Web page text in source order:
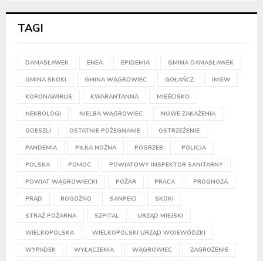
TAGI
DAMASŁAWEK ENEA EPIDEMIA GMINA DAMASŁAWEK
GMINA SKOKI GMINA WĄGROWIEC GOŁAŃCZ IMGW
KORONAWIRUS KWARANTANNA MIEŚCISKO
NEKROLOGI NIELBA WĄGROWIEC NOWE ZAKAŻENIA
ODESZLI OSTATNIE POŻEGNANIE OSTRZEŻENIE
PANDEMIA PIŁKA NOŻNA POGRZEB POLICJA
POLSKA POMOC POWIATOWY INSPEKTOR SANITARNY
POWIAT WĄGROWIECKI POŻAR PRACA PROGNOZA
PRĄD ROGOŹNO SANPEID SKOKI
STRAŻ POŻARNA SZPITAL URZĄD MIEJSKI
WIELKOPOLSKA WIELKOPOLSKI URZĄD WOJEWÓDZKI
WYPADEK WYŁĄCZENIA WĄGROWIEC ZAGROŻENIE